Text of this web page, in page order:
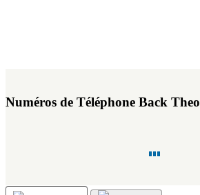
Numéros de Téléphone Back Theo